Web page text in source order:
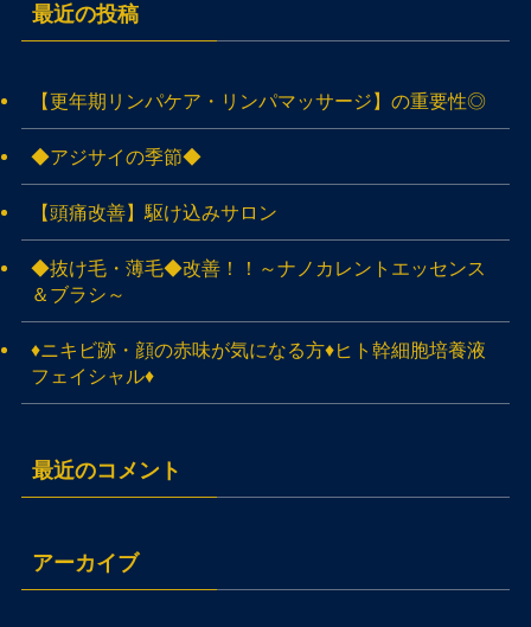
最近の投稿
【更年期リンパケア・リンパマッサージ】の重要性◎
◆アジサイの季節◆
【頭痛改善】駆け込みサロン
◆抜け毛・薄毛◆改善！！～ナノカレントエッセンス
＆ブラシ～
♦ニキビ跡・顔の赤味が気になる方♦ヒト幹細胞培養液
フェイシャル♦
最近のコメント
アーカイブ